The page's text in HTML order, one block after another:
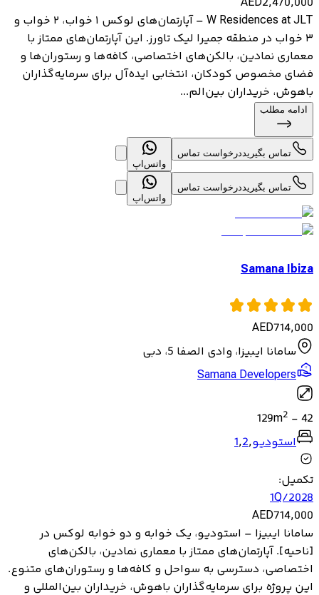
W Residences at JLT – آپارتمان‌های لوکس ۱ خواب، ۲ خواب و
۳ خواب در منطقه جمیرا لیک تاورز. این آپارتمان‌های ممتاز با
معماری نمادین، بالکن‌های اختصاصی، کافه‌ها و رستوران‌ها و
فضای مخصوص کودکان، انتخابی ایده‌آل برای سرمایه‌گذاران
باهوش، خریداران بین‌الم...
ادامه مطلب
تماس بگیرید درخواست تماس
واتس‌اپ
تماس بگیرید درخواست تماس
واتس‌اپ
Samana Ibiza
AED714,000
سامانا ایبیزا، وادی الصفا 5، دبی
Samana Developers
42
-
129m2
استودیو,
1,2
تکمیل:
1Q/2028
AED714,000
سامانا ایبیزا – استودیو، یک خوابه و دو خوابه لوکس در
[ناحیه]. آپارتمان‌های ممتاز با معماری نمادین، بالکن‌های
اختصاصی، دسترسی به سواحل و کافه‌ها و رستوران‌های متنوع.
این پروژه برای سرمایه‌گذاران باهوش، خریداران بین‌المللی و